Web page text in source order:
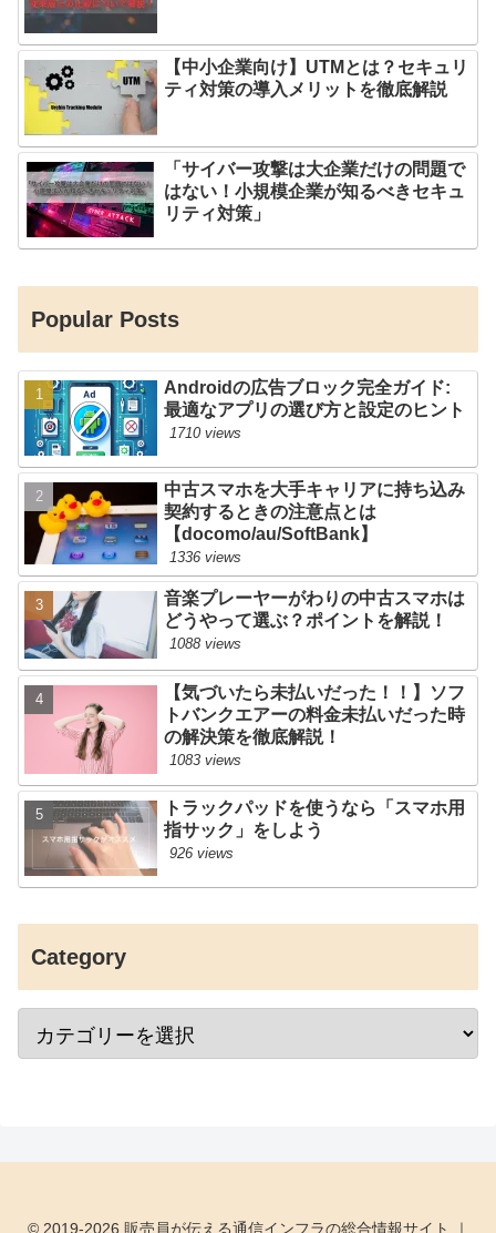
【中小企業向け】UTMとは？セキュリ
ティ対策の導入メリットを徹底解説
「サイバー攻撃は大企業だけの問題で
はない！小規模企業が知るべきセキュ
リティ対策」
Popular Posts
Androidの広告ブロック完全ガイド:
最適なアプリの選び方と設定のヒント
1710 views
中古スマホを大手キャリアに持ち込み
契約するときの注意点とは
【docomo/au/SoftBank】
1336 views
音楽プレーヤーがわりの中古スマホは
どうやって選ぶ？ポイントを解説！
1088 views
【気づいたら未払いだった！！】ソフ
トバンクエアーの料金未払いだった時
の解決策を徹底解説！
1083 views
トラックパッドを使うなら「スマホ用
指サック」をしよう
926 views
Category
© 2019-2026 販売員が伝える通信インフラの総合情報サイト ｜